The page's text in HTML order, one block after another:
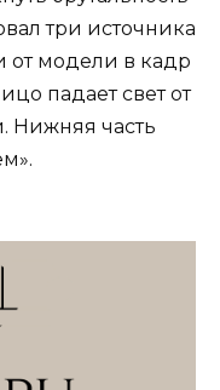
три источника
от модели в кадр
падает свет от
Нижняя часть